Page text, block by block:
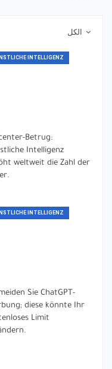
INTELLIGENZ
Betrug:
Intelligenz
weltweit die Zahl der
INTELLIGENZ
Sie ChatGPT-
diese könnte Ihr
Limit